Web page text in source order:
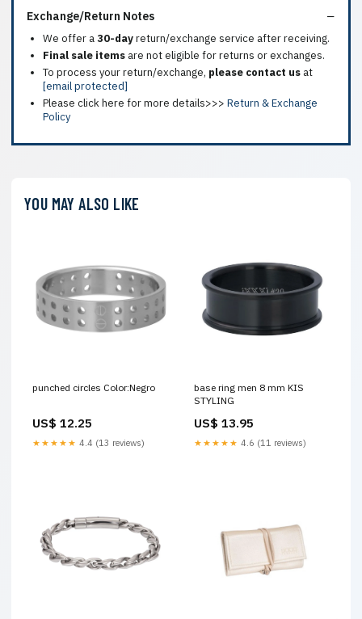
Exchange/Return Notes
We offer a30-dayreturn/exchange service after receiving.
Final sale items are not eligible for returns or exchanges.
To process your return/exchange, please contact us at
[email protected]
Please click here for more details>>> Return & Exchange
Policy
YOU MAY ALSO LIKE
punched circles Color:Negro
US$ 12.25
★★★★★ 4.4 (13 reviews)
base ring men 8 mm KIS
STYLING
US$ 13.95
★★★★★ 4.6 (11 reviews)